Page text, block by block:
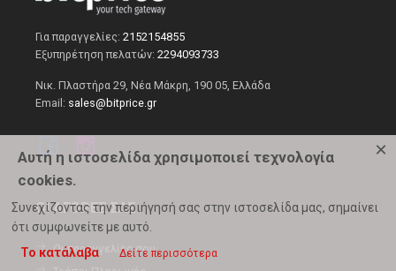
Αυτή η ιστοσελίδα χρησιμοποιεί τεχνολογία
cookies.
Συνεχίζοντας την περιήγησή σας στην ιστοσελίδα μας, σημαίνει
ότι συμφωνείτε με αυτό.
Το κατάλαβα
Δείτε περισσότερα
×
Για παραγγελίες:2152154855
Εξυπηρέτηση πελατών:2294093733
Νικ. Πλαστήρα 29, Νέα Μάκρη, 190 05, Ελλάδα
Email: sales@bitprice.gr
ΟΙ ΑΓΟΡΕΣ ΣΑΣ
Οι παραγγελίες σου